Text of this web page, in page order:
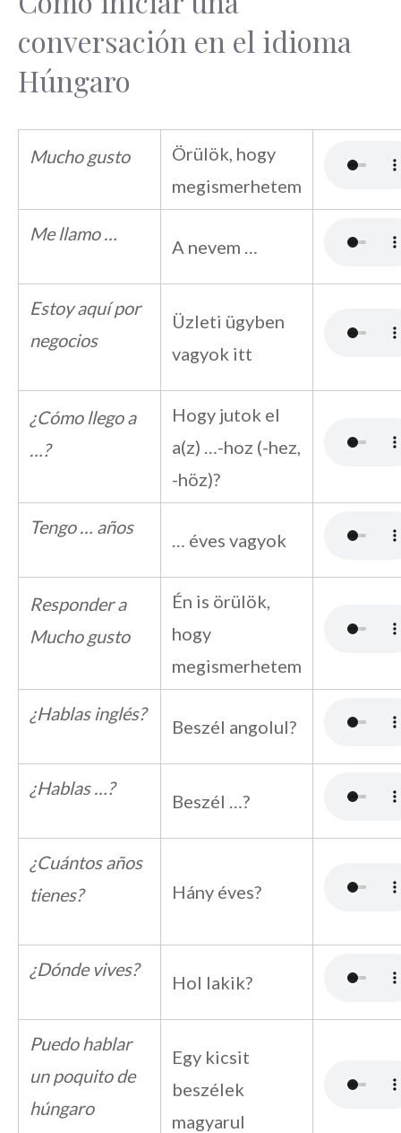
conversación en el idioma
Húngaro
Mucho gusto
Örülök, hogy
megismerhetem
Me llamo …
A nevem …
Estoy aquí por
negocios
Üzleti ügyben
vagyok itt
¿Cómo llego a
…?
Hogy jutok el
a(z) …-hoz (-hez,
-höz)?
Tengo … años
… éves vagyok
Responder a
Mucho gusto
Én is örülök,
hogy
megismerhetem
¿Hablas inglés?
Beszél angolul?
¿Hablas …?
Beszél …?
¿Cuántos años
tienes?
Hány éves?
¿Dónde vives?
Hol lakik?
Puedo hablar
un poquito de
húngaro
Egy kicsit
beszélek
magyarul